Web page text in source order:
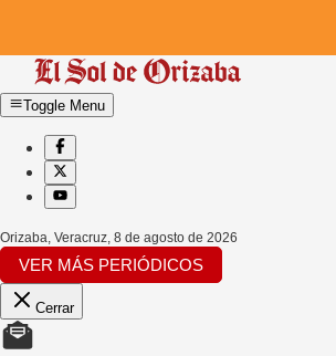
Toggle Menu
Orizaba, Veracruz, 8 de agosto de 2026
VER MÁS PERIÓDICOS
Cerrar